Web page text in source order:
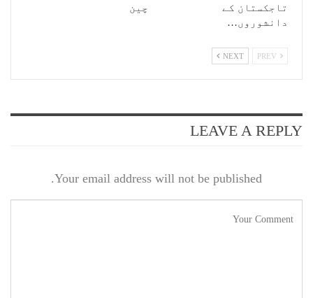
تاجکستان کے
دانشوروں…
چین
NEXT
LEAVE A REPLY
Your email address will not be published.